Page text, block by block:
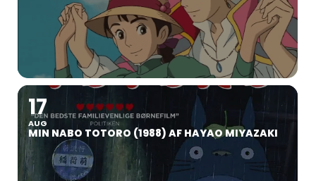
17
AUG
MIN NABO TOTORO (1988) AF HAYAO MIYAZAKI